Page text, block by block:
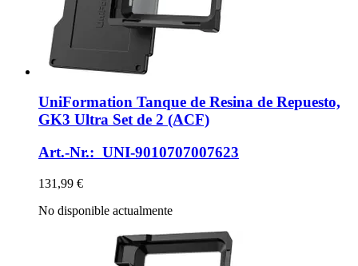
UniFormation Tanque de Resina de Repuesto,
GK3 Ultra Set de 2 (ACF)
Art.-Nr.: UNI-9010707007623
131,99 €
No disponible actualmente